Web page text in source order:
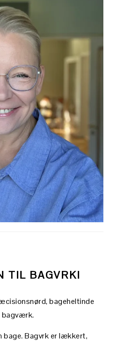
TIL BAGVRK!
bageheltinde
bagværk.
bage. Bagvrk er lækkert,